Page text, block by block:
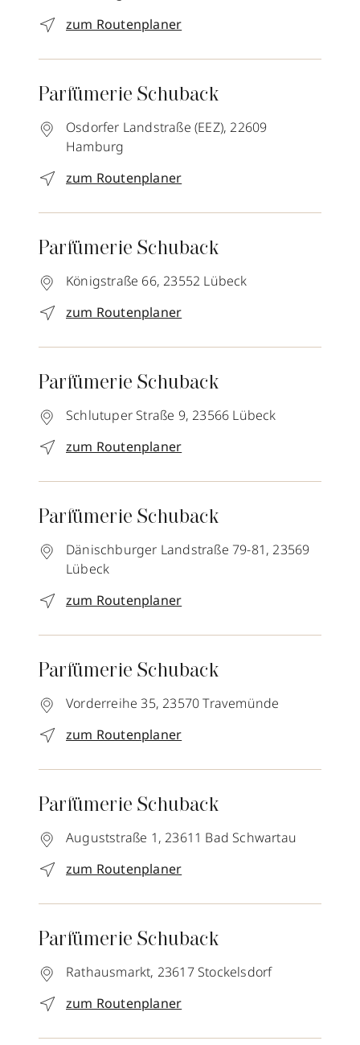
zum Routenplaner
Parfümerie Schuback
Osdorfer Landstraße (EEZ), 22609
Hamburg
zum Routenplaner
Parfümerie Schuback
Königstraße 66, 23552 Lübeck
zum Routenplaner
Parfümerie Schuback
Schlutuper Straße 9, 23566 Lübeck
zum Routenplaner
Parfümerie Schuback
Dänischburger Landstraße 79-81, 23569
Lübeck
zum Routenplaner
Parfümerie Schuback
Vorderreihe 35, 23570 Travemünde
zum Routenplaner
Parfümerie Schuback
Auguststraße 1, 23611 Bad Schwartau
zum Routenplaner
Parfümerie Schuback
Rathausmarkt, 23617 Stockelsdorf
zum Routenplaner